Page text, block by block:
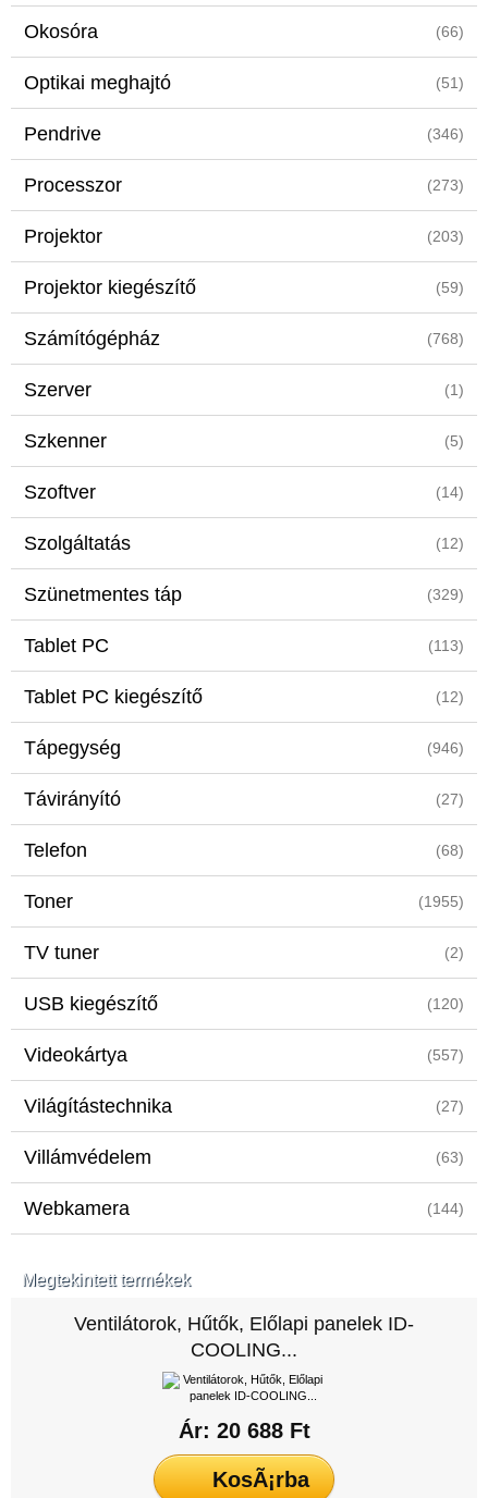
Okosóra (66)
Optikai meghajtó (51)
Pendrive (346)
Processzor (273)
Projektor (203)
Projektor kiegészítő (59)
Számítógépház (768)
Szerver (1)
Szkenner (5)
Szoftver (14)
Szolgáltatás (12)
Szünetmentes táp (329)
Tablet PC (113)
Tablet PC kiegészítő (12)
Tápegység (946)
Távirányító (27)
Telefon (68)
Toner (1955)
TV tuner (2)
USB kiegészítő (120)
Videokártya (557)
Világítástechnika (27)
Villámvédelem (63)
Webkamera (144)
Megtekintett termékek
Ventilátorok, Hűtők, Előlapi panelek ID-
COOLING...
Ár: 20 688 Ft